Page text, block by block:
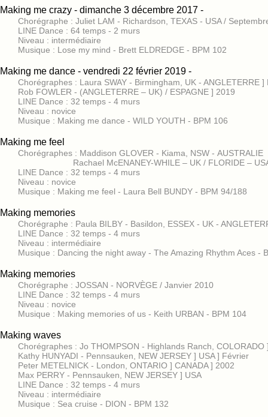
Making me crazy - dimanche 3 décembre 2017 -
Chorégraphe : Juliet LAM - Richardson, TEXAS - USA /
LINE Dance : 64 temps - 2 murs
Niveau : intermédiaire
Musique : Lose my mind - Brett ELDREDGE - BPM 102
Making me dance - vendredi 22 février 2019 -
Chorégraphes : Laura SWAY - Birmingham, UK - ANGLETERRE ]
Rob FOWLER - (ANGLETERRE – UK) / ESPAGNE ] 2019
LINE Dance : 32 temps - 4 murs
Niveau : novice
Musique : Making me dance - WILD YOUTH - BPM 106
Making me feel
Chorégraphes : Maddison GLOVER - Kiama, NSW -
Rachael McENANEY-WHILE – UK / FLORIDE –
LINE Dance : 32 temps - 4 murs
Niveau : novice
Musique : Making me feel - Laura Bell BUNDY - BPM 94/188
Making memories
Chorégraphe : Paula BILBY - Basildon, ESSEX - UK -
LINE Dance : 32 temps - 4 murs
Niveau : intermédiaire
Musique : Dancing the night away - The Amazing Rhythm Aces -
Making memories
Chorégraphe : JOSSAN - NORVÈGE / Janvier 2010
LINE Dance : 32 temps - 4 murs
Niveau : novice
Musique : Making memories of us - Keith URBAN - BPM 104
Making waves
Chorégraphes : Jo THOMPSON - Highlands Ranch, COLORADO
Kathy HUNYADI - Pennsauken, NEW JERSEY ] USA ] Février
Peter METELNICK - London, ONTARIO ] CANADA ] 2002
Max PERRY - Pennsauken, NEW JERSEY ] USA
LINE Dance : 32 temps - 4 murs
Niveau : intermédiaire
Musique : Sea cruise - DION - BPM 132